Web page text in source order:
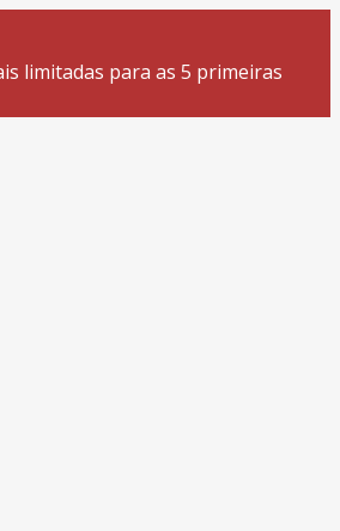
limitadas para as 5 primeiras